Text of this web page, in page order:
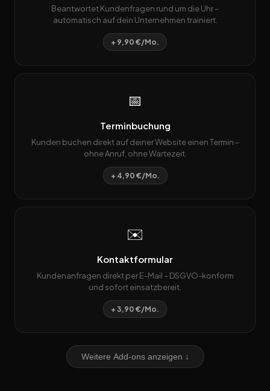
Beantwortet Kundenfragen rund um die Uhr –
automatisch auf dein Unternehmen trainiert.
+ 9,90 €/Mo.
📅
Terminbuchung
Kunden buchen direkt auf deiner Website einen Termin –
ohne Anruf, ohne Wartezeit.
+ 4,90 €/Mo.
✉️
Kontaktformular
Kundenanfragen direkt per E-Mail – DSGVO-konform
und sofort einsatzbereit.
+ 3,90 €/Mo.
Weitere Add-ons anzeigen ↓